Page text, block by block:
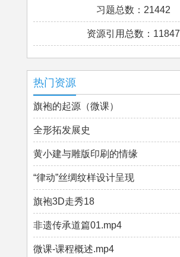
习题总数：21442
资源引用总数：11847
热门资源
旗袍的起源（微课）
全形拓发展史
黄小建与雕版印刷的情缘
“律动”丝绸纹样设计呈现
旗袍3D走秀18
非遗传承道篇01.mp4
微课-课程概述.mp4